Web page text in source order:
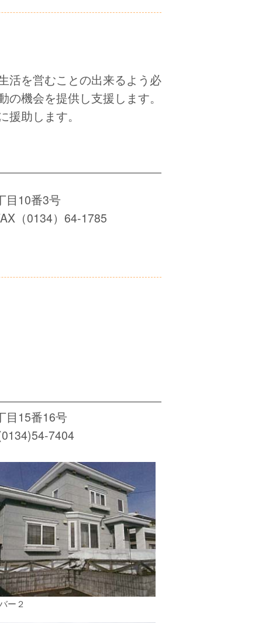
を営むことの出来るよう必
機会を提供し支援します。
助します。
10番3号
（0134）64-1785
15番16号
7404
ー２